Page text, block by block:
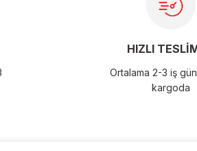
HIZLI
Ortalama 2-3 iş
kargoda